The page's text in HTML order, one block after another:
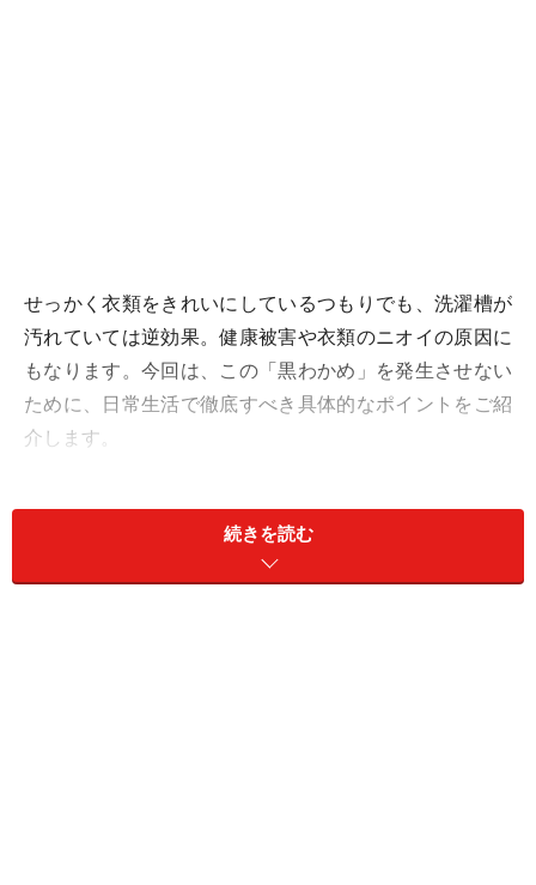
せっかく衣類をきれいにしているつもりでも、洗濯槽が
汚れていては逆効果。健康被害や衣類のニオイの原因に
もなります。今回は、この「黒わかめ」を発生させない
ために、日常生活で徹底すべき具体的なポイントをご紹
介します。
なぜ「黒わかめ」は発生するのか？
黒カビが繁殖する原因は、主に「湿度」「温度」「栄養
源」の3つがそろうことにあります。洗濯槽の裏側は密
続きを読む